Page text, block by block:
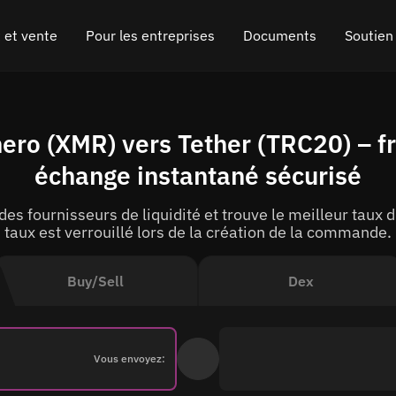
et vente
monnaies
Pour les entreprises
API pour l'échange
Widget d'échange de crypto-monnaie
Remboursement
Documents
Blog
Comment ça fonctionne
Feuille de route
Soutien
Chat en ligne
Laisser les
Buy/Sell Dex
Vous envoyez:
(XMR) vers Tether (TRC20) –
échange instantané sécurisé
fournisseurs de liquidité et trouve le meilleur taux
taux est verrouillé lors de la création de la commande.